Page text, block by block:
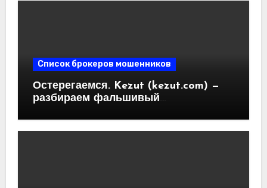
Список брокеров мошенников
Остерегаемся. Kezut (kezut.com) —
разбираем фальшивый